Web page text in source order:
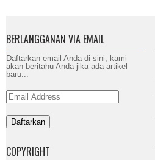
BERLANGGANAN VIA EMAIL
Daftarkan email Anda di sini, kami
akan beritahu Anda jika ada artikel
baru...
Email
Address
COPYRIGHT